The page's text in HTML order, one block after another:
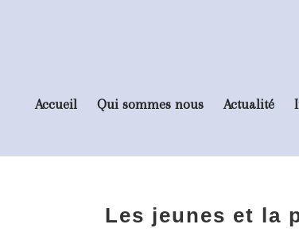
Accueil Qui sommes nous Actualité
Les jeunes et la